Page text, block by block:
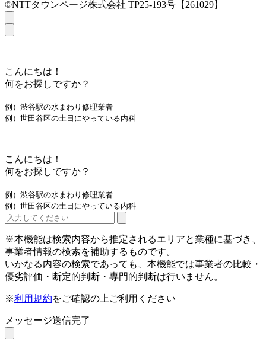
©NTTタウンページ株式会社 TP25-193号【261029】
こんにちは！
何をお探しですか？
例）渋谷駅の水まわり修理業者
例）世田谷区の土日にやっている内科
こんにちは！
何をお探しですか？
例）渋谷駅の水まわり修理業者
例）世田谷区の土日にやっている内科
※本機能は検索内容から推定されるエリアと業種に基づき、
事業者情報の検索を補助するものです。
いかなる内容の検索であっても、本機能では事業者の比較・
優劣評価・断定的判断・専門的判断は行いません。
※利用規約をご確認の上ご利用ください
メッセージ送信完了